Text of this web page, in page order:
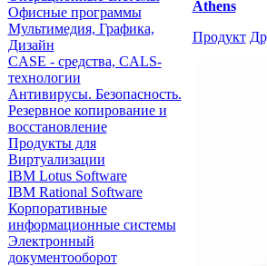
Офисные программы
Мультимедия, Графика,
Дизайн
CASE - средства, CALS-
технологии
Антивирусы. Безопасность.
Резервное копирование и
восстановление
Продукты для
Виртуализации
IBM Lotus Software
IBM Rational Software
Корпоративные
информационные системы
Электронный
документооборот
Athens
Продукт